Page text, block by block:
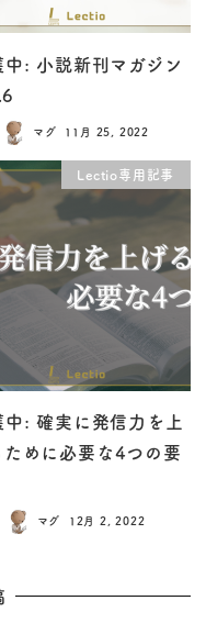
中: 小説新刊マガジン
マグ 11月 25, 2022
Lectio専用記事
中: 確実に発信力を上
ために必要な4つの要
マグ 12月 2, 2022